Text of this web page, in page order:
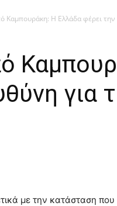
Καμπουράκη: Η Ελλάδα φέρει
για
με την κατάσταση που